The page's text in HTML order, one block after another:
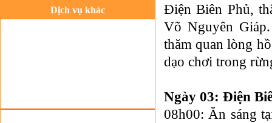
Dịch vụ khác
Điện Biên Phủ,
Võ Nguyên
thăm quan lòng
dạo chơi trong
Ngày 03: Điện
08h00: Ăn sáng